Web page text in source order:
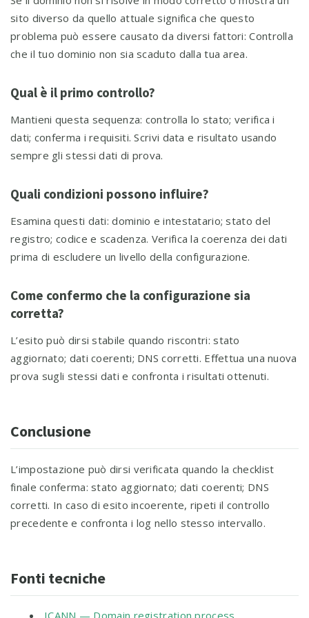
sito diverso da quello attuale significa che questo
problema può essere causato da diversi fattori: Controlla
che il tuo dominio non sia scaduto dalla tua area.
Qual è il primo controllo?
Mantieni questa sequenza: controlla lo stato; verifica i
dati; conferma i requisiti. Scrivi data e risultato usando
sempre gli stessi dati di prova.
Quali condizioni possono influire?
Esamina questi dati: dominio e intestatario; stato del
registro; codice e scadenza. Verifica la coerenza dei dati
prima di escludere un livello della configurazione.
Come confermo che la configurazione sia
corretta?
L’esito può dirsi stabile quando riscontri: stato
aggiornato; dati coerenti; DNS corretti. Effettua una nuova
prova sugli stessi dati e confronta i risultati ottenuti.
Conclusione
L’impostazione può dirsi verificata quando la checklist
finale conferma: stato aggiornato; dati coerenti; DNS
corretti. In caso di esito incoerente, ripeti il controllo
precedente e confronta i log nello stesso intervallo.
Fonti tecniche
ICANN — Domain registration process